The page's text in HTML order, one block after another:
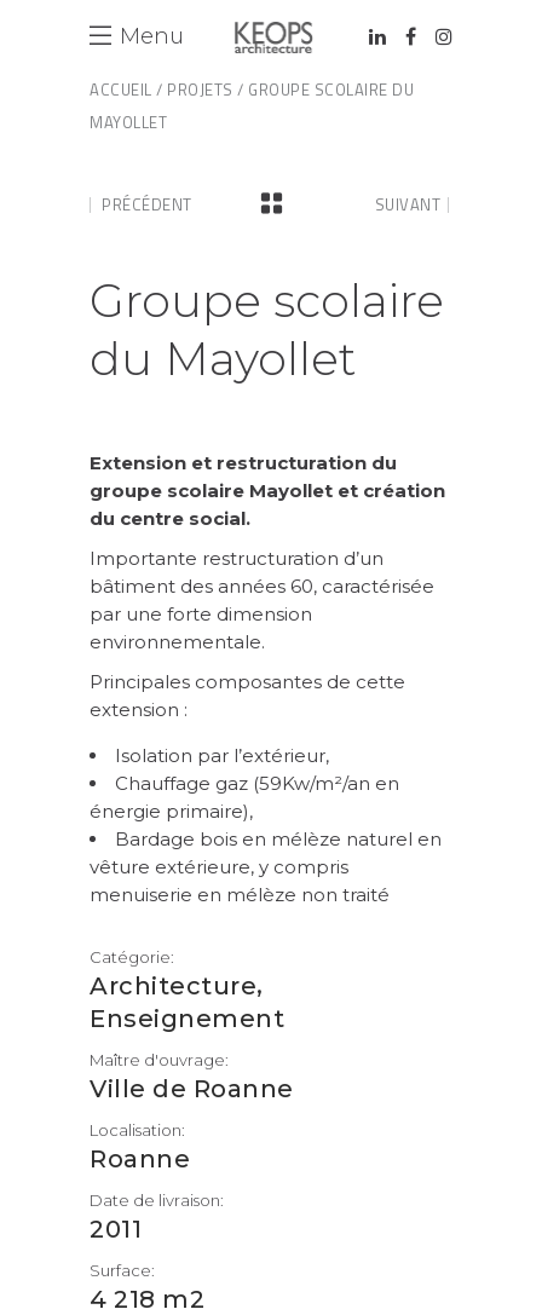
Menu
ACCUEIL / PROJETS / GROUPE SCOLAIRE DU
MAYOLLET
PRÉCÉDENT SUIVANT
Groupe scolaire
du Mayollet
Extension et restructuration du
groupe scolaire Mayollet et création
du centre social.
Importante restructuration d’un
bâtiment des années 60, caractérisée
par une forte dimension
environnementale.
Principales composantes de cette
extension :
Isolation par l’extérieur,
Chauffage gaz (59Kw/m²/an en
énergie primaire),
Bardage bois en mélèze naturel en
vêture extérieure, y compris
menuiserie en mélèze non traité
Catégorie:
Architecture,
Enseignement
Maître d'ouvrage:
Ville de Roanne
Localisation:
Roanne
Date de livraison:
2011
Surface:
4 218 m2